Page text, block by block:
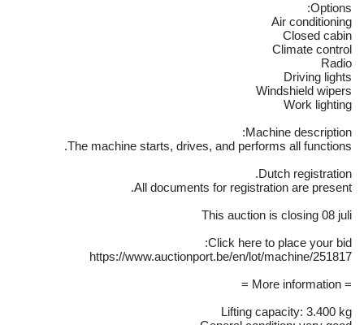
Options:
Air conditioning
Closed cabin
Climate control
Radio
Driving lights
Windshield wipers
Work lighting
Machine description:
The machine starts, drives, and performs all functions.
Dutch registration.
All documents for registration are present.
This auction is closing 08 juli
Click here to place your bid:
https://www.auctionport.be/en/lot/machine/251817
= More information =
Lifting capacity: 3.400 kg